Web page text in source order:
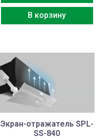
В корзину
Экран-отражатель SPL-
SS-840